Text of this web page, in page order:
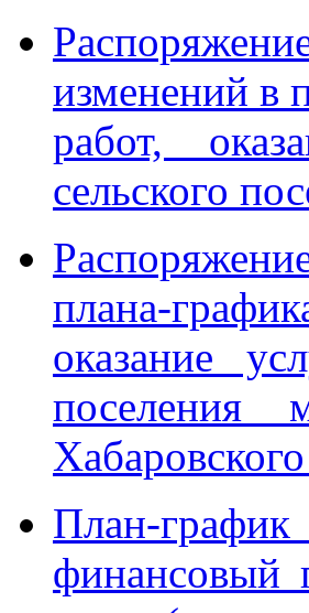
изменений в
работ,
сельского
плана-
оказание
поселения
План-
финансовый